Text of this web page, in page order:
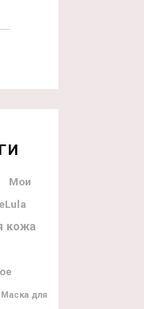
Мои
кожа
Маска для